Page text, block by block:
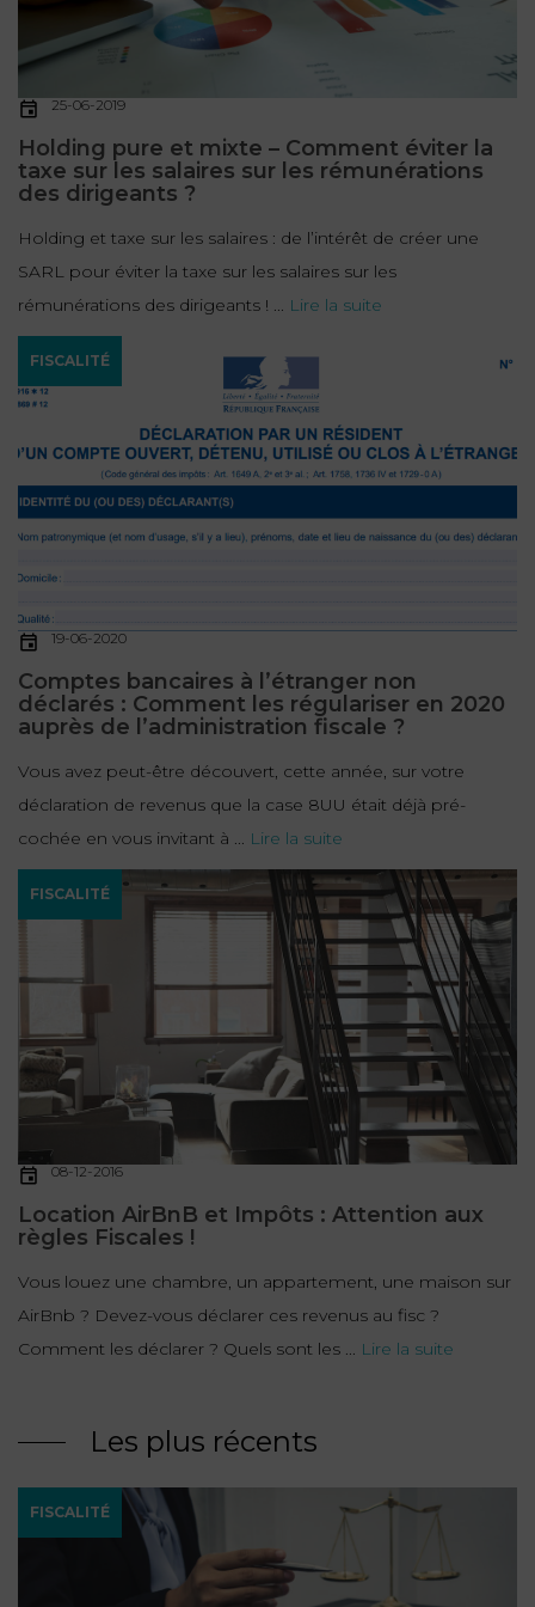
FONCTION
PUBLIQUE
PRÉJUDICE
CORPOREL
DROIT
DES
ÉTRANGERS
ET
DE
L’IMMIGRATION
DE
L’URBANISME
25-06-2019
Holding pure et mixte – Comment éviter la
taxe sur les salaires sur les rémunérations
des dirigeants ?
Holding et taxe sur les salaires : de l’intérêt de créer une
SARL pour éviter la taxe sur les salaires sur les
rémunérations des dirigeants ! ... Lire la suite
FISCALITÉ
19-06-2020
Comptes bancaires à l’étranger non
déclarés : Comment les régulariser en 2020
auprès de l’administration fiscale ?
Vous avez peut-être découvert, cette année, sur votre
déclaration de revenus que la case 8UU était déjà pré-
cochée en vous invitant à ... Lire la suite
FISCALITÉ
08-12-2016
Location AirBnB et Impôts : Attention aux
règles Fiscales !
Vous louez une chambre, un appartement, une maison sur
AirBnb ? Devez-vous déclarer ces revenus au fisc ?
Comment les déclarer ? Quels sont les ... Lire la suite
Les plus récents
FISCALITÉ